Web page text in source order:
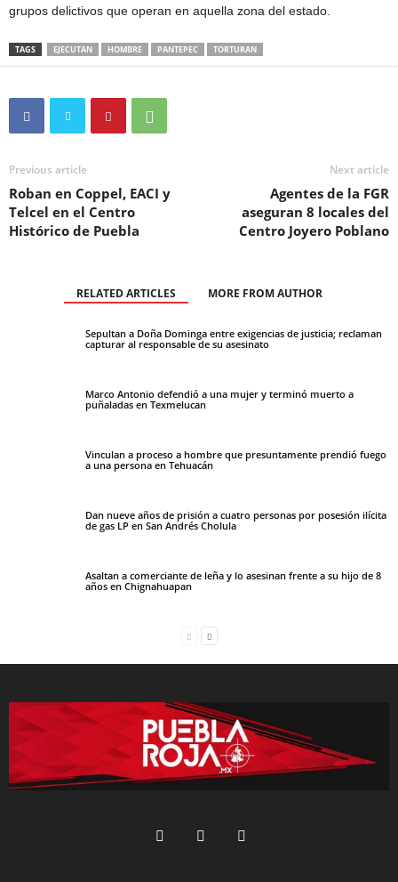
grupos delictivos que operan en aquella zona del estado.
TAGS EJECUTAN HOMBRE PANTEPEC TORTURAN
Previous article
Roban en Coppel, EACI y
Telcel en el Centro
Histórico de Puebla
Next article
Agentes de la FGR
aseguran 8 locales del
Centro Joyero Poblano
RELATED ARTICLES MORE FROM AUTHOR
Sepultan a Doña Dominga entre exigencias de justicia; reclaman
capturar al responsable de su asesinato
Marco Antonio defendió a una mujer y terminó muerto a
puñaladas en Texmelucan
Vinculan a proceso a hombre que presuntamente prendió fuego
a una persona en Tehuacán
Dan nueve años de prisión a cuatro personas por posesión ilícita
de gas LP en San Andrés Cholula
Asaltan a comerciante de leña y lo asesinan frente a su hijo de 8
años en Chignahuapan